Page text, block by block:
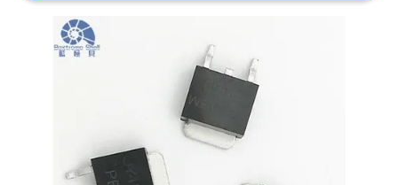
LES
SOUMISSION